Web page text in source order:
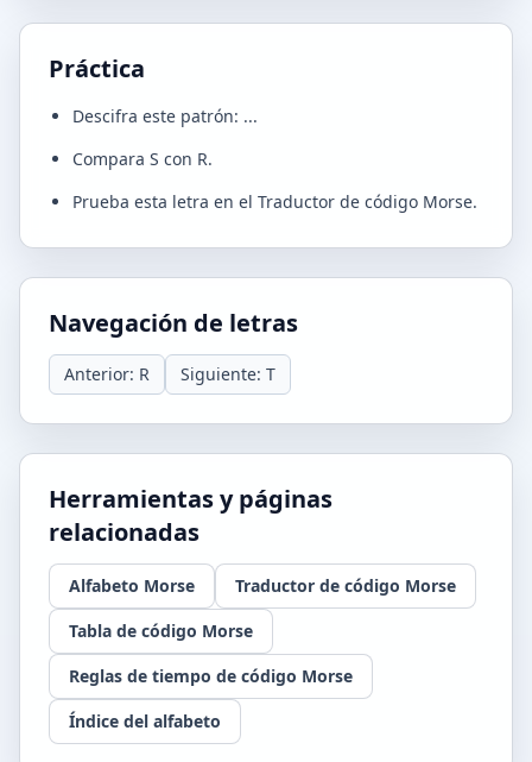
Práctica
Descifra este patrón: ...
Compara S con R.
Prueba esta letra en el Traductor de código Morse.
Navegación de letras
Anterior: R Siguiente: T
Herramientas y páginas
relacionadas
Alfabeto Morse
Traductor de código Morse
Tabla de código Morse
Reglas de tiempo de código Morse
Índice del alfabeto